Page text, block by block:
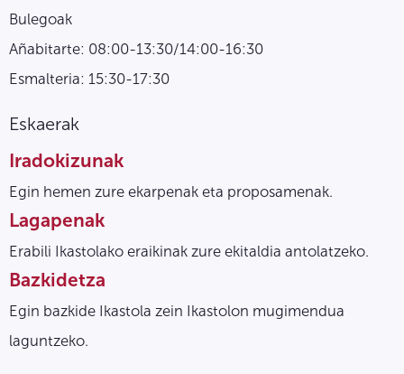
Bulegoak
Añabitarte: 08:00-13:30/14:00-16:30
Esmalteria: 15:30-17:30
Eskaerak
Iradokizunak
Egin hemen zure ekarpenak eta proposamenak.
Lagapenak
Erabili Ikastolako eraikinak zure ekitaldia antolatzeko.
Bazkidetza
Egin bazkide Ikastola zein Ikastolon mugimendua
laguntzeko.